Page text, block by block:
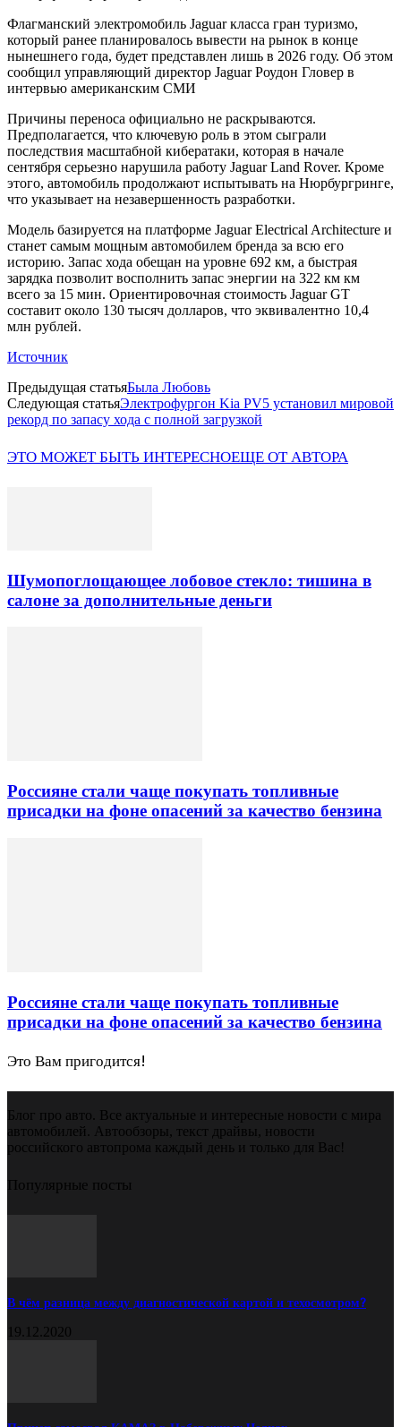
Флагманский электромобиль Jaguar класса гран туризмо,
который ранее планировалось вывести на рынок в конце
нынешнего года, будет представлен лишь в 2026 году. Об этом
сообщил управляющий директор Jaguar Роудон Гловер в
интервью американским СМИ
Причины переноса официально не раскрываются.
Предполагается, что ключевую роль в этом сыграли
последствия масштабной кибератаки, которая в начале
сентября серьезно нарушила работу Jaguar Land Rover. Кроме
этого, автомобиль продолжают испытывать на Нюрбургринге,
что указывает на незавершенность разработки.
Модель базируется на платформе Jaguar Electrical Architecture и
станет самым мощным автомобилем бренда за всю его
историю. Запас хода обещан на уровне 692 км, а быстрая
зарядка позволит восполнить запас энергии на 322 км км
всего за 15 мин. Ориентировочная стоимость Jaguar GT
составит около 130 тысяч долларов, что эквивалентно 10,4
млн рублей.
Источник
Предыдущая статьяБыла Любовь
Следующая статьяЭлектрофургон Kia PV5 установил мировой
рекорд по запасу хода с полной загрузкой
ЭТО МОЖЕТ БЫТЬ ИНТЕРЕСНОЕЩЕ ОТ АВТОРА
Шумопоглощающее лобовое стекло: тишина в
салоне за дополнительные деньги
Россияне стали чаще покупать топливные
присадки на фоне опасений за качество бензина
Россияне стали чаще покупать топливные
присадки на фоне опасений за качество бензина
Это Вам пригодится!
Блог про авто. Все актуальные и интересные новости с мира
автомобилей. Автообзоры, текст драйвы, новости
российского автопрома каждый день и только для Вас!
Популярные посты
В чём разница между диагностической картой и техосмотром?
19.12.2020